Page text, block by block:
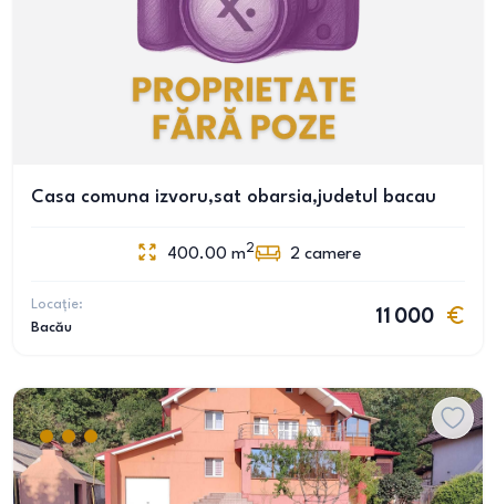
Casa comuna izvoru,sat obarsia,judetul bacau
400.00 m2 2 camere
Locație:
Bacău
11 000